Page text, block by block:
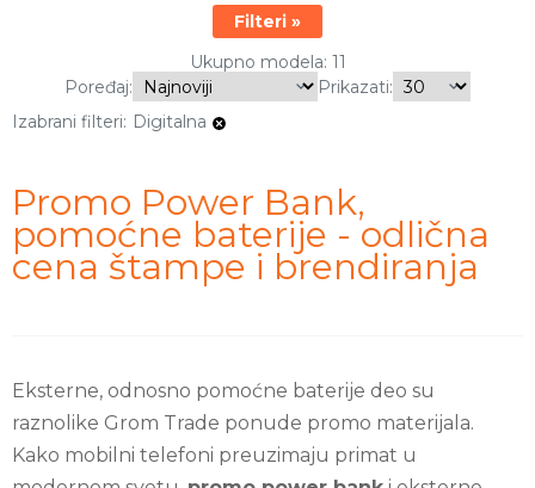
Filteri
Ukupno modela: 11
Poređaj:
Prikazati:
Izabrani filteri: Digitalna
Promo Power Bank,
pomoćne baterije - odlična
cena štampe i brendiranja
Eksterne, odnosno pomoćne baterije deo su
raznolike Grom Trade ponude promo materijala.
Kako mobilni telefoni preuzimaju primat u